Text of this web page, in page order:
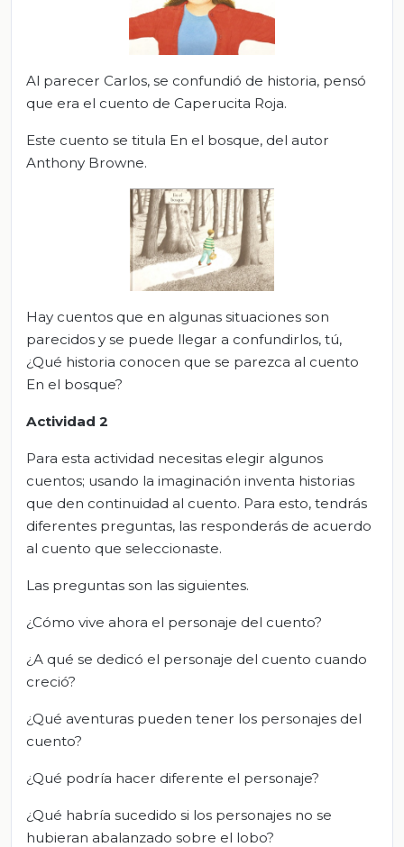
Al parecer Carlos, se confundió de historia, pensó
que era el cuento de Caperucita Roja.
Este cuento se titula En el bosque, del autor
Anthony Browne.
Hay cuentos que en algunas situaciones son
parecidos y se puede llegar a confundirlos, tú,
¿Qué historia conocen que se parezca al cuento
En el bosque?
Actividad 2
Para esta actividad necesitas elegir algunos
cuentos; usando la imaginación inventa historias
que den continuidad al cuento. Para esto, tendrás
diferentes preguntas, las responderás de acuerdo
al cuento que seleccionaste.
Las preguntas son las siguientes.
¿Cómo vive ahora el personaje del cuento?
¿A qué se dedicó el personaje del cuento cuando
creció?
¿Qué aventuras pueden tener los personajes del
cuento?
¿Qué podría hacer diferente el personaje?
¿Qué habría sucedido si los personajes no se
hubieran abalanzado sobre el lobo?